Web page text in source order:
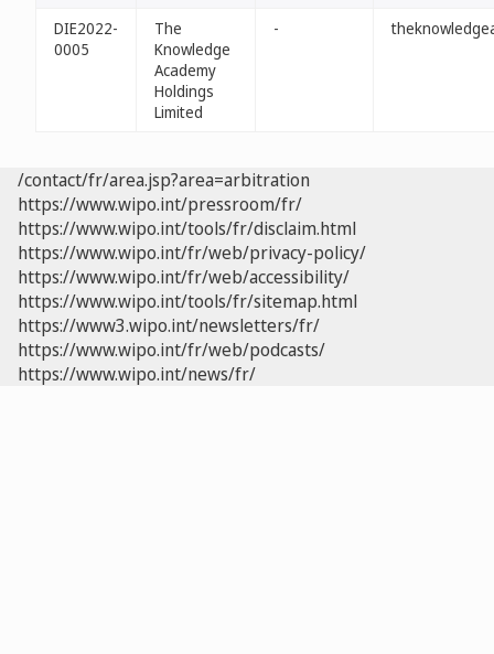
DIE2022-
0005
The
Knowledge
Academy
Holdings
Limited
-
/contact/fr/area.jsp?area=arbitration
https://www.wipo.int/pressroom/fr/
https://www.wipo.int/tools/fr/disclaim.html
https://www.wipo.int/fr/web/privacy-policy/
https://www.wipo.int/fr/web/accessibility/
https://www.wipo.int/tools/fr/sitemap.html
https://www3.wipo.int/newsletters/fr/
https://www.wipo.int/fr/web/podcasts/
https://www.wipo.int/news/fr/